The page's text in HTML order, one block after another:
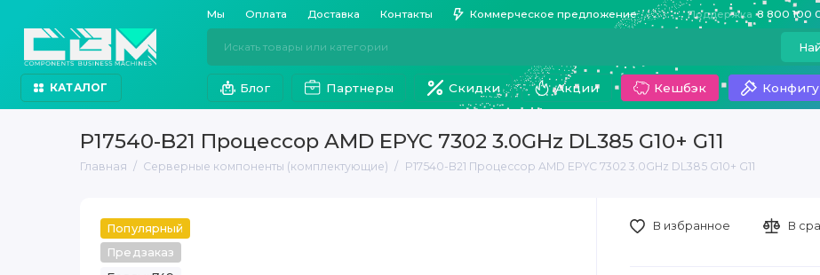
Мы Оплата Доставка Контакты Коммерческое предложение Поддержка 8 800 100
КАТАЛОГ Блог Партнеры Скидки Акции Кешбэк
P17540-B21 Процессор AMD EPYC 7302 3.0GHz DL385 G10+ G11
Главная Серверные компоненты (комплектующие) P17540-B21 Процессор AMD EPYC 7302 3.0GHz DL385 G10+ G11
Популярный
Предзаказ
В избранное В